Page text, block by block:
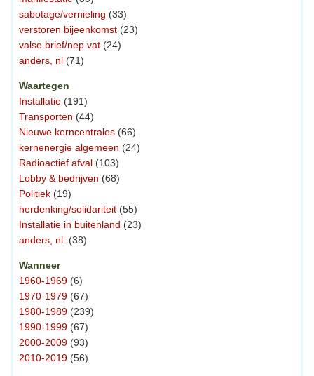
sabotage/vernieling (33)
verstoren bijeenkomst (23)
valse brief/nep vat (24)
anders, nl (71)
Waartegen
Installatie (191)
Transporten (44)
Nieuwe kerncentrales (66)
kernenergie algemeen (24)
Radioactief afval (103)
Lobby & bedrijven (68)
Politiek (19)
herdenking/solidariteit (55)
Installatie in buitenland (23)
anders, nl. (38)
Wanneer
1960-1969 (6)
1970-1979 (67)
1980-1989 (239)
1990-1999 (67)
2000-2009 (93)
2010-2019 (56)